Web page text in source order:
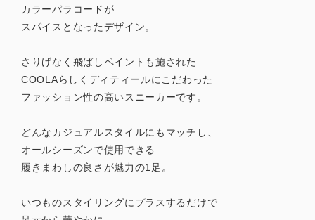
カラーパラコードが
スパイスとなったデザイン。
さりげなく飛ばしペイントも施された
COOLAらしくディティールにこだわった
ファッション性の高いスニーカーです。
どんなカジュアルスタイルにもマッチし、
オールシーズンで使用できる
履きまわしの良さが魅力の1足。
いつものスタイリングにプラスするだけで